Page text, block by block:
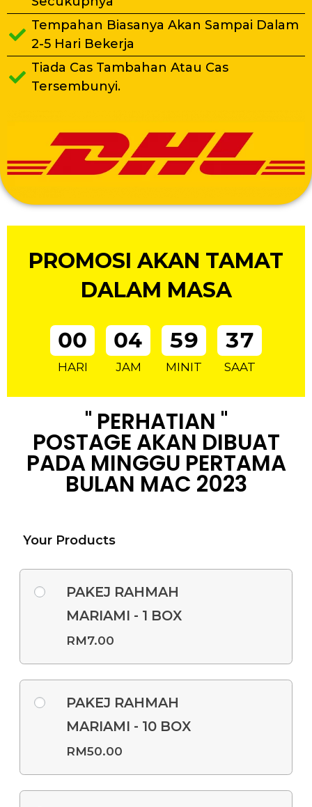
Tempahan Biasanya Akan Sampai Dalam
2-5 Hari Bekerja
Tiada Cas Tambahan Atau Cas
Tersembunyi.
PROMOSI AKAN TAMAT
DALAM MASA
00
HARI
04
JAM
59
MINIT
35
36
SAAT
" PERHATIAN "
POSTAGE AKAN DIBUAT
PADA MINGGU PERTAMA
BULAN MAC 2023
Your Products
PAKEJ RAHMAH
MARIAMI - 1 BOX
RM7.00
PAKEJ RAHMAH
MARIAMI - 10 BOX
RM50.00